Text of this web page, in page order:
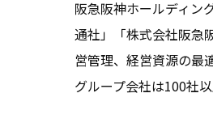
阪急阪神ホールディン
通社」「株式会社阪急
営管理、経営資源の最
グループ会社は100社